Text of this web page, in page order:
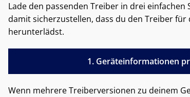
Lade den passenden Treiber in drei
damit sicherzustellen, dass du den Treiber für
herunterlädst.
1. Geräteinformationen
Wenn mehrere Treiberversionen zu deinem